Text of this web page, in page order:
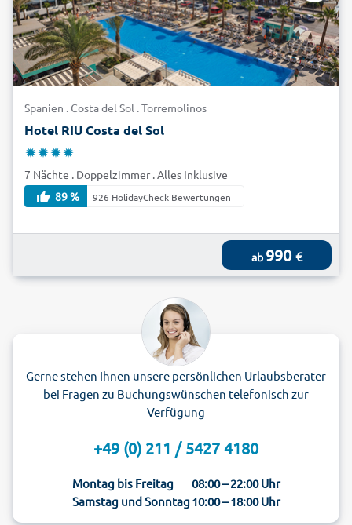
Spanien . Costa del Sol . Torremolinos
Hotel RIU Costa del Sol
7 Nächte . Doppelzimmer . Alles Inklusive
89 %
926 HolidayCheck Bewertungen
ab 990 €
Gerne stehen Ihnen unsere persönlichen Urlaubsberater
bei Fragen zu Buchungswünschen telefonisch zur
Verfügung
+49 (0) 211 / 5427 4180
Montag bis Freitag
08:00 – 22:00 Uhr
Samstag und Sonntag10:00 – 18:00 Uhr